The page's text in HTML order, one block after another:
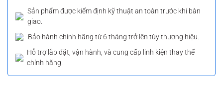
Sản phẩm được kiểm định kỹ thuật an toàn trước khi bàn
giao.
Bảo hành chính hãng từ 6 tháng trở lên tùy thương hiệu.
Hỗ trợ lắp đặt, vận hành, và cung cấp linh kiện thay thế
chính hãng.